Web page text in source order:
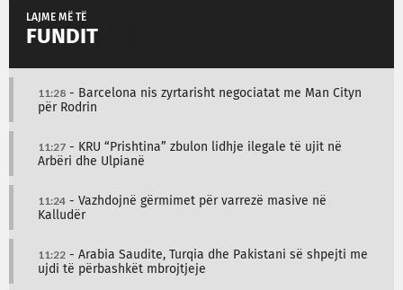
LAJME MË TË
FUNDIT
11:28 - Barcelona nis zyrtarisht negociatat me Man Cityn
për Rodrin
11:27 - KRU “Prishtina” zbulon lidhje ilegale të ujit në
Arbëri dhe Ulpianë
11:24 - Vazhdojnë gërmimet për varrezë masive në
Kalludër
11:22 - Arabia Saudite, Turqia dhe Pakistani së shpejti me
ujdi të përbashkët mbrojtjeje